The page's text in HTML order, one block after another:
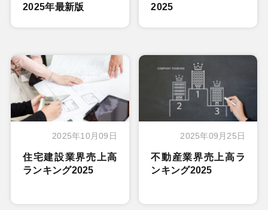
2025年最新版
2025
2025年10月09日
住宅建設業界売上高
ランキング2025
2025年09月25日
不動産業界売上高ラ
ンキング2025